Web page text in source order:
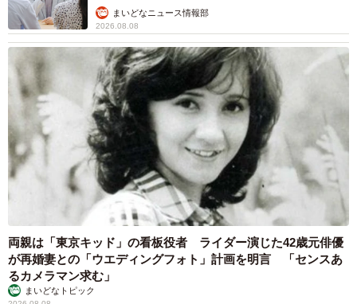
まいどなニュース情報部
2026.08.08
両親は「東京キッド」の看板役者 ライダー演じた42歳元俳優
が再婚妻との「ウエディングフォト」計画を明言 「センスあ
るカメラマン求む」
まいどなトピック